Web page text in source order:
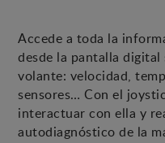
Accede a toda la
desde la pantalla
volante: velocidad,
sensores… Con el
interactuar con ella y
autodiagnóstico de la